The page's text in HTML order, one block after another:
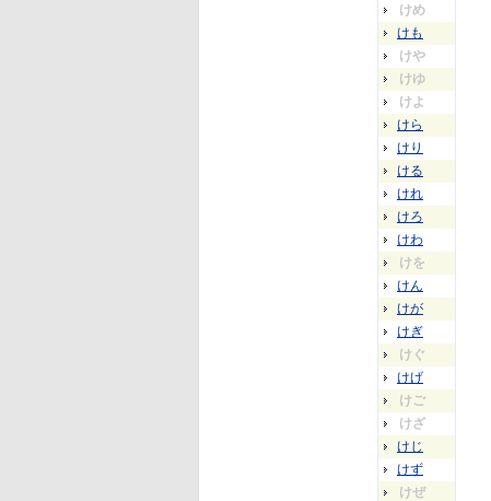
けめ
けも
けや
けゆ
けよ
けら
けり
ける
けれ
けろ
けわ
けを
けん
けが
けぎ
けぐ
けげ
けご
けざ
けじ
けず
けぜ